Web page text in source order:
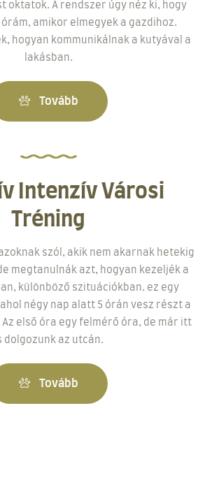
oktatok. A rendszer úgy néz ki, hogy
amikor elmegyek a gazdihoz.
hogyan kommunikálnak a kutyával a
lakásban.
Tovább
Intenzív Városi
Tréning
szól, akik nem akarnak hetekig
megtanulnák azt, hogyan kezeljék a
különböző szituációkban. ez egy
négy nap alatt 5 órán vesz részt a
első óra egy felmérő óra, de már itt
dolgozunk az utcán.
Tovább